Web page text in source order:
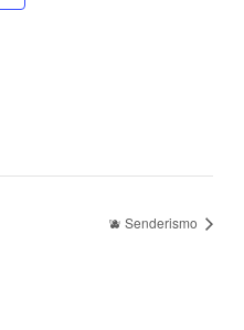
🫐 Senderismo